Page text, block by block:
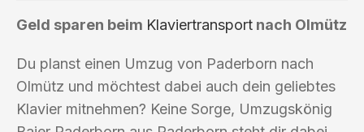
Geld sparen beim Klaviertransport nach Olmütz
Du planst einen Umzug von Paderborn nach
Olmütz und möchtest dabei auch dein geliebtes
Klavier mitnehmen? Keine Sorge, Umzugskönig